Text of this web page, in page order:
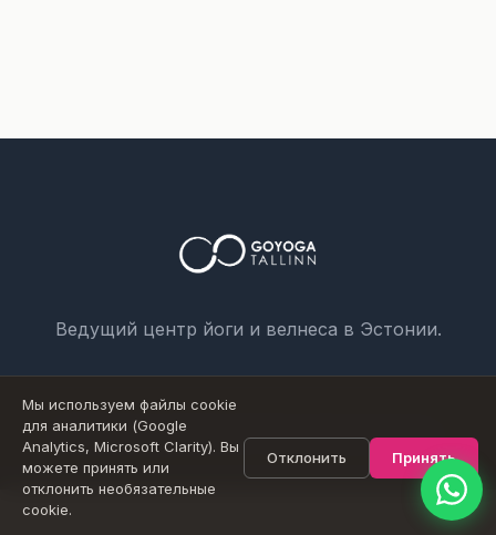
Ведущий центр йоги и велнеса в Эстонии.
© 2026 Goyoga Estonia OÜ. Все права защищены.
Мы используем файлы cookie
для аналитики (Google
Analytics, Microsoft Clarity). Вы
можете принять или
отклонить необязательные
cookie.
Отклонить Принять
Отправить